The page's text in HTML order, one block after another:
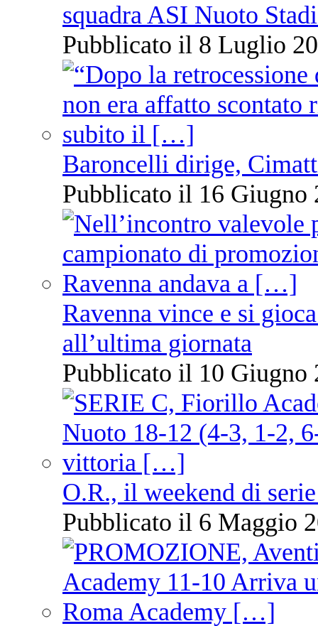
squadra ASI Nuoto
Pubblicato il 8 Luglio
Baroncelli dirige,
Pubblicato il 16 Giugno
Ravenna vince e si
all’ultima giornata
Pubblicato il 10 Giugno
O.R., il weekend di
Pubblicato il 6 Maggio